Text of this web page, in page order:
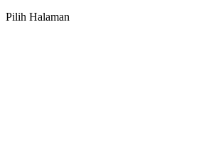
Pilih Halaman